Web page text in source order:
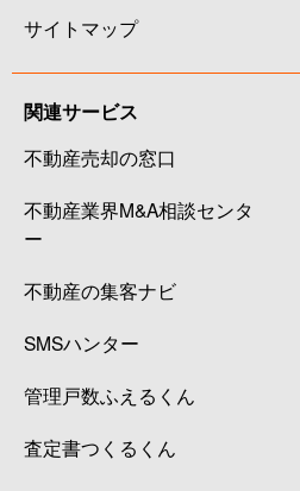
サイトマップ
関連サービス
不動産売却の窓口
不動産業界M&A相談センタ
ー
不動産の集客ナビ
SMSハンター
管理戸数ふえるくん
査定書つくるくん